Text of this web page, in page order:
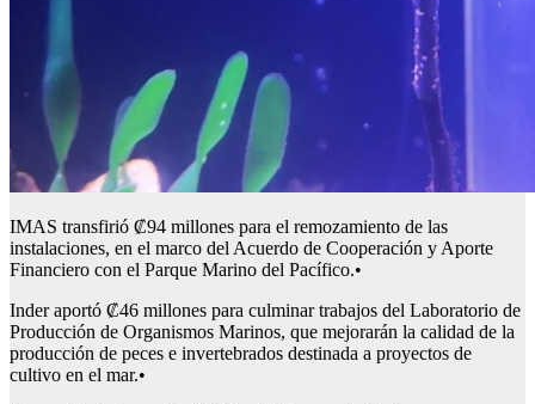
IMAS transfirió ₡94 millones para el remozamiento de las
instalaciones, en el marco del Acuerdo de Cooperación y Aporte
Financiero con el Parque Marino del Pacífico.•
Inder aportó ₡46 millones para culminar trabajos del Laboratorio de
Producción de Organismos Marinos, que mejorarán la calidad de la
producción de peces e invertebrados destinada a proyectos de
cultivo en el mar.•